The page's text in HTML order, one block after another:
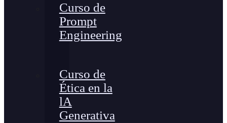
Curso de
Prompt
Engineering
Curso de
Ética en la
lA
Generativa